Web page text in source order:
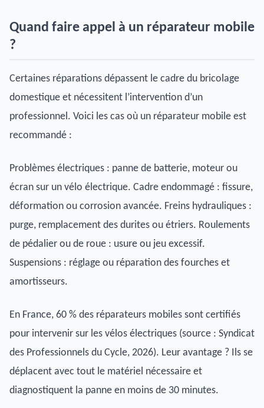
Quand faire appel à un réparateur mobile
?
Certaines réparations dépassent le cadre du bricolage
domestique et nécessitent l’intervention d’un
professionnel. Voici les cas où un réparateur mobile est
recommandé :
Problèmes électriques : panne de batterie, moteur ou
écran sur un vélo électrique. Cadre endommagé : fissure,
déformation ou corrosion avancée. Freins hydrauliques :
purge, remplacement des durites ou étriers. Roulements
de pédalier ou de roue : usure ou jeu excessif.
Suspensions : réglage ou réparation des fourches et
amortisseurs.
En France, 60 % des réparateurs mobiles sont certifiés
pour intervenir sur les vélos électriques (source : Syndicat
des Professionnels du Cycle, 2026). Leur avantage ? Ils se
déplacent avec tout le matériel nécessaire et
diagnostiquent la panne en moins de 30 minutes.